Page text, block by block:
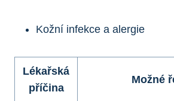
Kožní infekce a alergie
Lékařská⁢
příčina
Možné